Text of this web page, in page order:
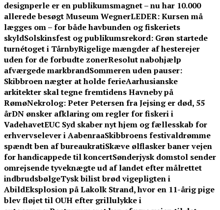
designperle er en publikumsmagnet – nu har 10.000
allerede besøgt Museum WegnerLEDER: Kursen må
lægges om – for både havbunden og fiskeriets
skyldSolskinsfest og publikumsrekord: Grøn startede
turnétoget i TårnbyRigelige mængder af hesterejer
uden for de forbudte zonerResolut nabohjælp
afværgede markbrandSommeren uden pauser:
Skibbroen nægter at holde ferieAarhusianske
arkitekter skal tegne fremtidens Havneby på
RømøNekrolog: Peter Petersen fra Jejsing er død, 55
årDN ønsker afklaring om regler for fiskeri i
VadehavetEUC Syd skaber nyt hjem og fællesskab for
erhvervselever i AabenraaSkibbroens festivaldrømme
spændt ben af bureaukratiSkæve ølflasker baner vejen
for handicappede til koncertSønderjysk domstol sender
omrejsende tyveknægte ud af landet efter målrettet
indbrudsbølgeTysk bilist brød vigepligten i
AbildEksplosion på Lakolk Strand, hvor en 11-årig pige
blev fløjet til OUH efter grillulykke i